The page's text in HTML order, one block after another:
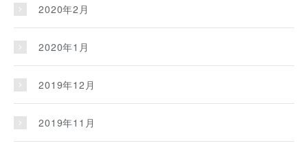
2020年2月
2020年1月
2019年12月
2019年11月